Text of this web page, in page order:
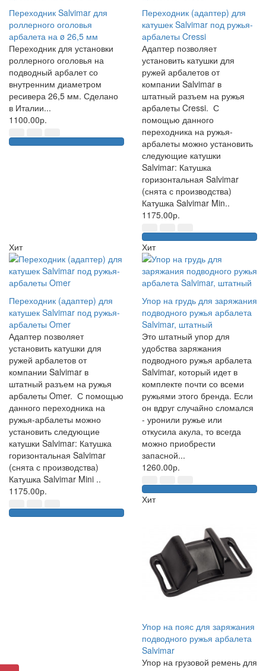
Переходник Salvimar для
роллерного оголовья
арбалета на ø 26,5 мм
Переходник для установки
роллерного оголовья на
подводный арбалет со
внутренним диаметром
ресивера 26,5 мм. Сделано
в Италии...
1100.00р.
Переходник (адаптер) для
катушек Salvimar под ружья-
арбалеты Cressi
Адаптер позволяет
установить катушки для
ружей арбалетов от
компании Salvimar в
штатный разъем на ружья
арбалеты Cressi. С
помощью данного
переходника на ружья-
арбалеты можно установить
следующие катушки
Salvimar: Катушка
горизонтальная Salvimar
(снята с производства)
Катушка Salvimar Min..
1175.00р.
Хит
Переходник (адаптер) для
катушек Salvimar под ружья-
арбалеты Omer
Адаптер позволяет
установить катушки для
ружей арбалетов от
компании Salvimar в
штатный разъем на ружья
арбалеты Omer. С помощью
данного переходника на
ружья-арбалеты можно
установить следующие
катушки Salvimar: Катушка
горизонтальная Salvimar
(снята с производства)
Катушка Salvimar Mini ..
1175.00р.
Хит
Упор на грудь для заряжания
подводного ружья арбалета
Salvimar, штатный
Это штатный упор для
удобства заряжания
подводного ружья арбалета
Salvimar, который идет в
комплекте почти со всеми
ружьями этого бренда. Если
он вдруг случайно сломался
- уронили ружье или
откусила акула, то всегда
можно приобрести
запасной...
1260.00р.
Хит
Упор на пояс для заряжания
подводного ружья арбалета
Salvimar
Упор на грузовой ремень для